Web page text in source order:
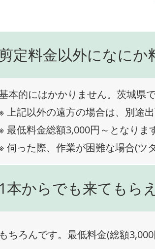
定料金以外になに
本的にはかかりません。茨城県
上記以外の遠方の場合は、別途出
最低料金総額3,000円～となりま
伺った際、作業が困難な場合(ツ
1本からでも来てもら
もちろんです。最低料金(総額